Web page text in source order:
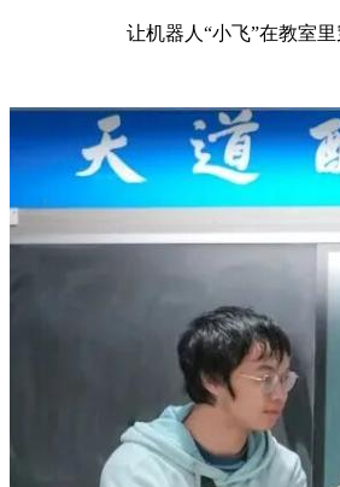
让机器人“小飞”在教室